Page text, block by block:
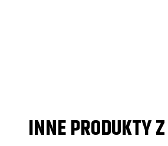
INNE PRODUKTY